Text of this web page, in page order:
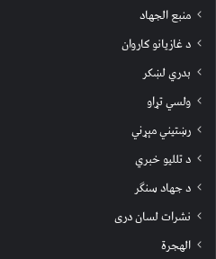
منبع الجهاد
د غازیانو کاروان
بدري لښکر
ولسي تړاو
رښتیني مېړني
د تللیو خبري
د جهاد سنګر
نشرات لسان دری
الهجرة